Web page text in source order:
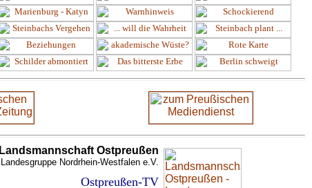
Landsmannschaft Ostpreußen
Landesgruppe Nordrhein-Westfalen e.V.
Ostpreußen-TV